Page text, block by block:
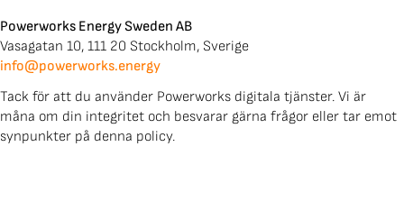
Powerworks Energy Sweden AB
Vasagatan 10, 111 20 Stockholm, Sverige
info@powerworks.energy
Tack för att du använder Powerworks digitala tjänster. Vi är
måna om din integritet och besvarar gärna frågor eller tar emot
synpunkter på denna policy.